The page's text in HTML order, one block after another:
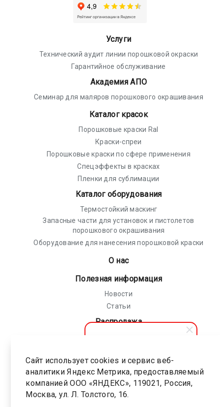
АПолимер
Здравствуйте! Мы готовы
помочь вам. Напишите, если
у вас появятся вопросы.
Услуги
Технический аудит линии порошковой окраски
Гарантийное обслуживание
Академия АПО
Семинар для маляров порошкового окрашивания
Каталог красок
Порошковые краски Ral
Краски-спреи
Порошковые краски по сфере применения
Спецэффекты в красках
Пленки для сублимации
Каталог оборудования
Термостойкий маскинг
Запасные части для установок и пистолетов
порошкового окрашивания
Оборудование для нанесения порошковой краски
О нас
Полезная информация
Новости
Статьи
Распродажа
Соглашение на обработку персональных
данных
Карта сайта
Сайт использует cookies и сервис веб-
аналитики Яндекс Метрика, предоставляемый
компанией ООО «ЯНДЕКС», 119021, Россия,
Москва, ул. Л. Толстого, 16.